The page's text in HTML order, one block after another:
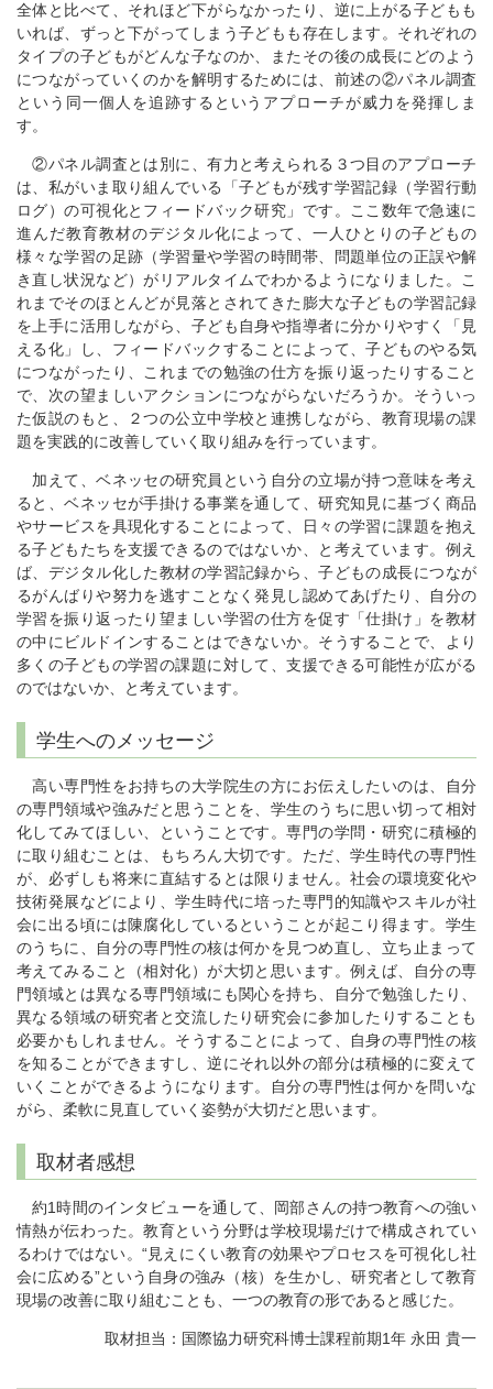
全体と比べて、それほど下がらなかったり、逆に上がる子どもも
いれば、ずっと下がってしまう子どもも存在します。それぞれの
タイプの子どもがどんな子なのか、またその後の成長にどのよう
につながっていくのかを解明するためには、前述の②パネル調査
という同一個人を追跡するというアプローチが威力を発揮しま
す。
②パネル調査とは別に、有力と考えられる３つ目のアプローチ
は、私がいま取り組んでいる「子どもが残す学習記録（学習行動
ログ）の可視化とフィードバック研究」です。ここ数年で急速に
進んだ教育教材のデジタル化によって、一人ひとりの子どもの
様々な学習の足跡（学習量や学習の時間帯、問題単位の正誤や解
き直し状況など）がリアルタイムでわかるようになりました。こ
れまでそのほとんどが見落とされてきた膨大な子どもの学習記録
を上手に活用しながら、子ども自身や指導者に分かりやすく「見
える化」し、フィードバックすることによって、子どものやる気
につながったり、これまでの勉強の仕方を振り返ったりすること
で、次の望ましいアクションにつながらないだろうか。そういっ
た仮説のもと、２つの公立中学校と連携しながら、教育現場の課
題を実践的に改善していく取り組みを行っています。
加えて、ベネッセの研究員という自分の立場が持つ意味を考え
ると、ベネッセが手掛ける事業を通して、研究知見に基づく商品
やサービスを具現化することによって、日々の学習に課題を抱え
る子どもたちを支援できるのではないか、と考えています。例え
ば、デジタル化した教材の学習記録から、子どもの成長につなが
るがんばりや努力を逃すことなく発見し認めてあげたり、自分の
学習を振り返ったり望ましい学習の仕方を促す「仕掛け」を教材
の中にビルドインすることはできないか。そうすることで、より
多くの子どもの学習の課題に対して、支援できる可能性が広がる
のではないか、と考えています。
学生へのメッセージ
高い専門性をお持ちの大学院生の方にお伝えしたいのは、自分
の専門領域や強みだと思うことを、学生のうちに思い切って相対
化してみてほしい、ということです。専門の学問・研究に積極的
に取り組むことは、もちろん大切です。ただ、学生時代の専門性
が、必ずしも将来に直結するとは限りません。社会の環境変化や
技術発展などにより、学生時代に培った専門的知識やスキルが社
会に出る頃には陳腐化しているということが起こり得ます。学生
のうちに、自分の専門性の核は何かを見つめ直し、立ち止まって
考えてみること（相対化）が大切と思います。例えば、自分の専
門領域とは異なる専門領域にも関心を持ち、自分で勉強したり、
異なる領域の研究者と交流したり研究会に参加したりすることも
必要かもしれません。そうすることによって、自身の専門性の核
を知ることができますし、逆にそれ以外の部分は積極的に変えて
いくことができるようになります。自分の専門性は何かを問いな
がら、柔軟に見直していく姿勢が大切だと思います。
取材者感想
約1時間のインタビューを通して、岡部さんの持つ教育への強い
情熱が伝わった。教育という分野は学校現場だけで構成されてい
るわけではない。“見えにくい教育の効果やプロセスを可視化し社
会に広める”という自身の強み（核）を生かし、研究者として教育
現場の改善に取り組むことも、一つの教育の形であると感じた。
取材担当：国際協力研究科博士課程前期1年 永田 貴一